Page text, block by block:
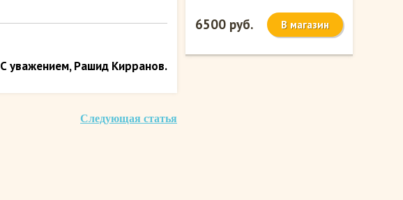
С уважением, Рашид Кирранов.
Следующая статья
6500 руб. В магазин